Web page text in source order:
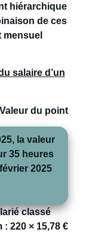
hiérarchique
de ces
mensuel
salaire d’un
du point
, lavaleur
35 heures
2025
classé
220 × 15,78 €